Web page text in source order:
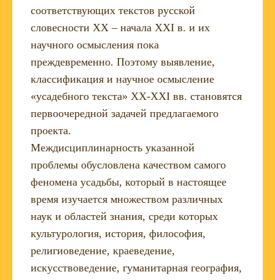
соответствующих текстов русской
словесности XX – начала XXI в. и их
научного осмысления пока
преждевременно. Поэтому выявление,
классификация и научное осмысление
«усадебного текста» XX-XXI вв. становятся
первоочередной задачей предлагаемого
проекта.
Междисциплинарность указанной
проблемы обусловлена качеством самого
феномена усадьбы, который в настоящее
время изучается множеством различных
наук и областей знания, среди которых
культурология, история, философия,
религиоведение, краеведение,
искусствоведение, гуманитарная география,